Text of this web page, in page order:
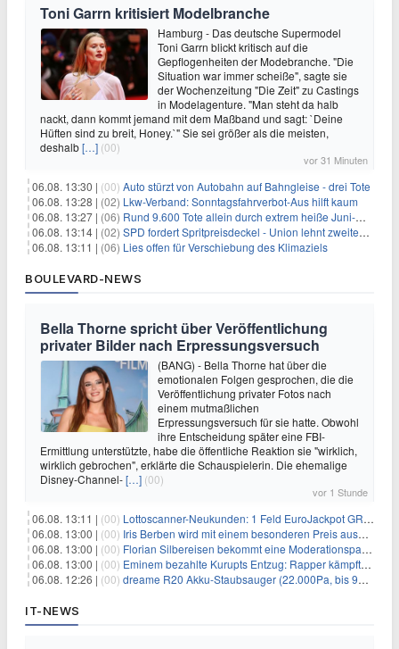
Toni Garrn kritisiert Modelbranche
Hamburg - Das deutsche Supermodel
Toni Garrn blickt kritisch auf die
Gepflogenheiten der Modebranche. "Die
Situation war immer scheiße", sagte sie
der Wochenzeitung "Die Zeit" zu Castings
in Modelagenture. "Man steht da halb
nackt, dann kommt jemand mit dem Maßband und sagt: `Deine
Hüften sind zu breit, Honey.`" Sie sei größer als die meisten,
deshalb[…] (00)
vor 31 Minuten
06.08. 13:30 | (00) Auto stürzt von Autobahn auf Bahngleise - drei Tote
06.08. 13:28 | (02) Lkw-Verband: Sonntagsfahrverbot-Aus hilft kaum
06.08. 13:27 | (06) Rund 9.600 Tote allein durch extrem heiße Juni-Woche
06.08. 13:14 | (02) SPD fordert Spritpreisdeckel - Union lehnt zweiten Tankrabatt ab
06.08. 13:11 | (06) Lies offen für Verschiebung des Klimaziels
BOULEVARD-NEWS
Bella Thorne spricht über Veröffentlichung
privater Bilder nach Erpressungsversuch
(BANG) - Bella Thorne hat über die
emotionalen Folgen gesprochen, die die
Veröffentlichung privater Fotos nach
einem mutmaßlichen
Erpressungsversuch für sie hatte. Obwohl
ihre Entscheidung später eine FBI-
Ermittlung unterstützte, habe die öffentliche Reaktion sie "wirklich,
wirklich gebrochen", erklärte die Schauspielerin. Die ehemalige
Disney-Channel-[…] (00)
vor 1 Stunde
06.08. 13:11 | (00) Lottoscanner-Neukunden: 1 Feld EuroJackpot GRATIS spielen
06.08. 13:00 | (00) Iris Berben wird mit einem besonderen Preis ausgezeichnet
06.08. 13:00 | (00) Florian Silbereisen bekommt eine Moderationspartnerin
06.08. 13:00 | (00) Eminem bezahlte Kurupts Entzug: Rapper kämpfte gegen lebensbedrohliche Alkoholsucht
06.08. 12:26 | (00) dreame R20 Akku-Staubsauger (22.000Pa, bis 90 Min. Laufzeit) für 169€
IT-NEWS